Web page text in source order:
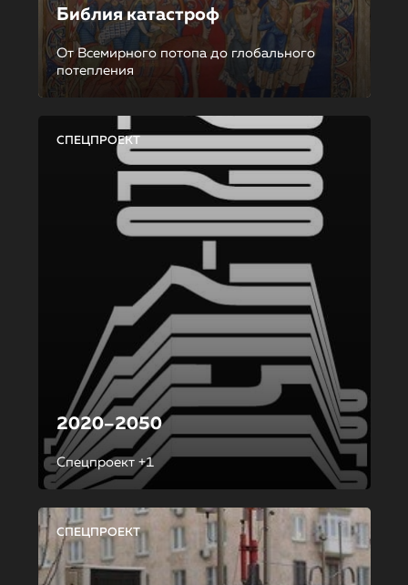
Библия катастроф
От Всемирного потопа до глобального
потепления
СПЕЦПРОЕКТ
2020–2050
Спецпроект +1
СПЕЦПРОЕКТ